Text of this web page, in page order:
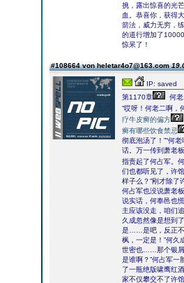
挑，露出惊喜的光
血。恭喜你，获得
箭法，威力无穷，
的道行增加了
惊呆了！
#108664 von heletar4o7@163.com
IP: saved
第1170章
何
“哎呀！何老二啊，
疗牛皮癣的偏方
癣有哪些饮食禁忌
彻底泡汤了！”“何
话。万一传到萧老
指责起了何占军。
们也都听见了，许
样子么？”刚才除了
何占军也没说萧老
说实话，何奉邑也
主应该没走，咱们
久成忽然像是想到
是……是吧，反正不
枫，一定是！”何久
世密也……那个银屑
是谁啊？”何占军一
了一瓶绝版啸鹰红
家不仅攀交不了许